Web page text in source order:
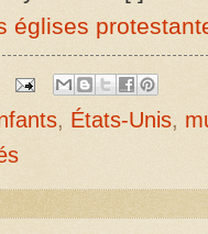
églises
, États-Unis,